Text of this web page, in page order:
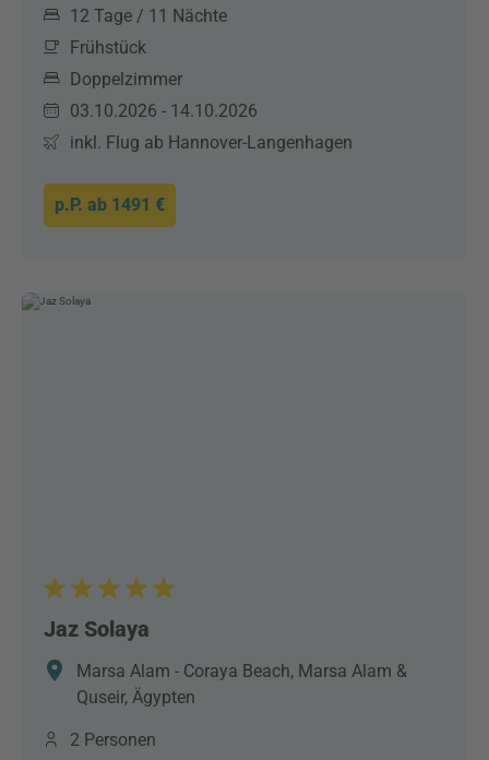
12 Tage / 11 Nächte
Frühstück
Doppelzimmer
03.10.2026 - 14.10.2026
inkl. Flug ab Hannover-Langenhagen
p.P. ab 1491 €
Jaz Solaya
Marsa Alam - Coraya Beach, Marsa Alam &
Quseir, Ägypten
2 Personen